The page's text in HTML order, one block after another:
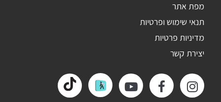
מפת אתר
תנאי שימוש ופרטיות
מדיניות פרטיות
יצירת קשר